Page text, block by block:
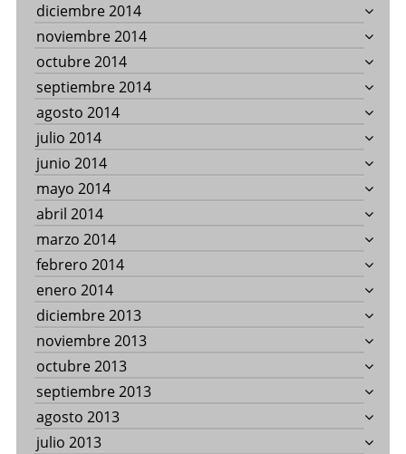
diciembre 2014
noviembre 2014
octubre 2014
septiembre 2014
agosto 2014
julio 2014
junio 2014
mayo 2014
abril 2014
marzo 2014
febrero 2014
enero 2014
diciembre 2013
noviembre 2013
octubre 2013
septiembre 2013
agosto 2013
julio 2013